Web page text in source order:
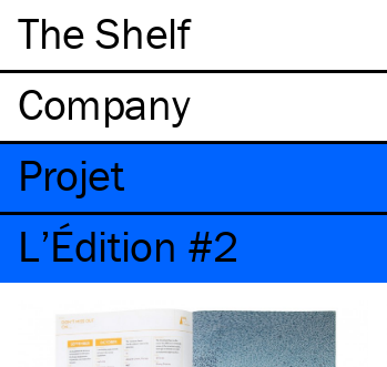
The Shelf
Company
Projet
L’Édition #2